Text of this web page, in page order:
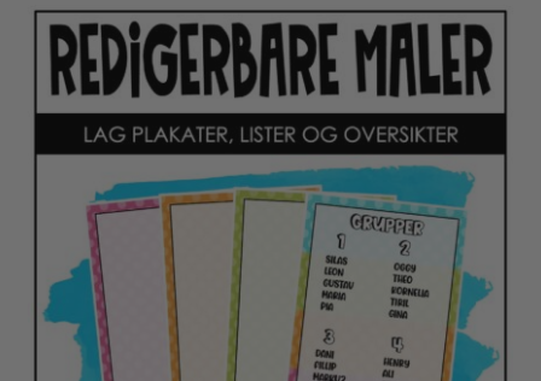
LISENSER
UTVID
UNDERMENY
TIPSHJØRNET
KURS